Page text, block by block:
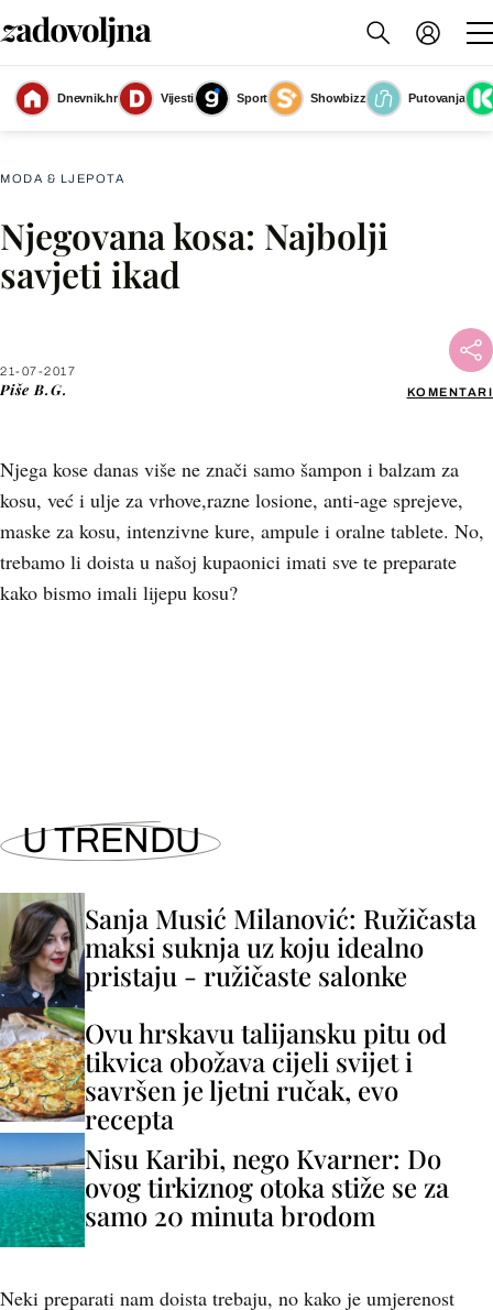
Dnevnik.hr Vijesti Sport Showbizz
Putovanja
Slika nije dostupna
MODA & LJEPOTA
Njegovana kosa: Najbolji
savjeti ikad
21-07-2017
Piše B.G. KOMENTARI
Njega kose danas više ne znači samo šampon i balzam za
kosu, već i ulje za vrhove,razne losione, anti-age sprejeve,
maske za kosu, intenzivne kure, ampule i oralne tablete. No,
trebamo li doista u našoj kupaonici imati sve te preparate
kako bismo imali lijepu kosu?
Facebook
U TRENDU
Sanja Musić Milanović: Ružičasta
maksi suknja uz koju idealno
pristaju - ružičaste salonke
Ovu hrskavu talijansku pitu od
tikvica obožava cijeli svijet i
savršen je ljetni ručak, evo
recepta
Nisu Karibi, nego Kvarner: Do
ovog tirkiznog otoka stiže se za
samo 20 minuta brodom
Neki preparati nam doista trebaju, no kako je umjerenost